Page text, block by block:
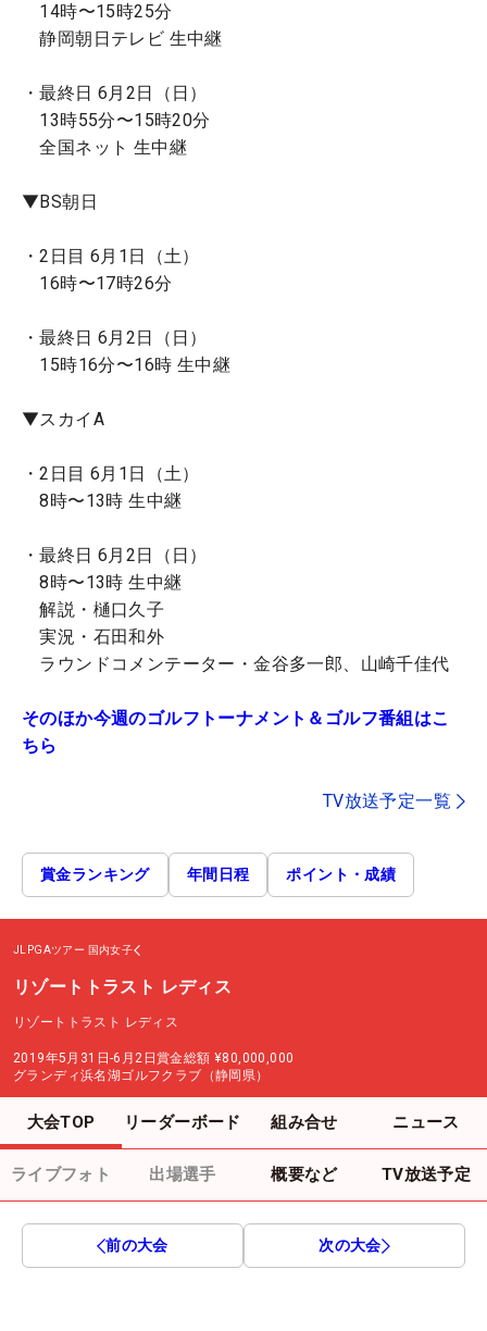
14時〜15時25分
静岡朝日テレビ 生中継
・最終日 6月2日（日）
13時55分〜15時20分
全国ネット 生中継
▼BS朝日
・2日目 6月1日（土）
16時〜17時26分
・最終日 6月2日（日）
15時16分〜16時 生中継
▼スカイA
・2日目 6月1日（土）
8時〜13時 生中継
・最終日 6月2日（日）
8時〜13時 生中継
解説・樋口久子
実況・石田和外
ラウンドコメンテーター・金谷多一郎、山崎千佳代
そのほか今週のゴルフトーナメント＆ゴルフ番組はこ
ちら
TV放送予定一覧
賞金ランキング 年間日程 ポイント・成績
JLPGAツアー 国内女子
リゾートトラスト レディス
リゾートトラスト レディス
2019年5月31日-6月2日賞金総額 ¥80,000,000
グランディ浜名湖ゴルフクラブ（静岡県）
大会TOP リーダーボード 組み合せ ニュース
ライブフォト 出場選手 概要など TV放送予定
前の大会 次の大会